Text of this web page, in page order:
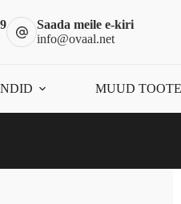
Saada meile e-kiri
info@ovaal.net
MUUD